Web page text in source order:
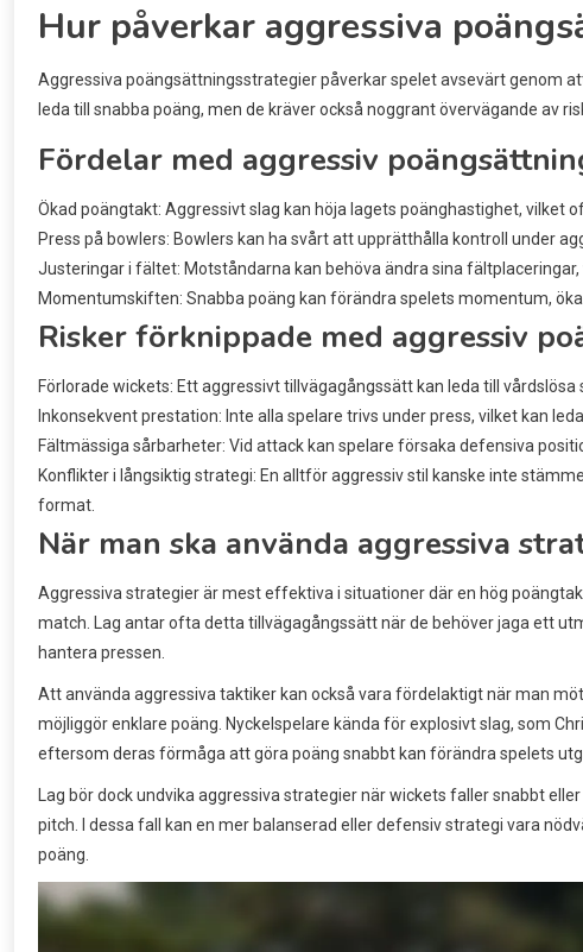
Hur påverkar aggressiva
Aggressiva poängsättningsstrategier påverkar spelet avsevärt genom
leda till snabba poäng, men de kräver också noggrant övervägande av
Fördelar med aggressiv
Ökad poängtakt: Aggressivt slag kan höja lagets poänghastighet, vilket
Press på bowlers: Bowlers kan ha svårt att upprätthålla kontroll under
Justeringar i fältet: Motståndarna kan behöva ändra sina
Momentumskiften: Snabba poäng kan förändra spelets momentum,
Risker förknippade med aggressiv
Förlorade wickets: Ett aggressivt tillvägagångssätt kan leda till
Inkonsekvent prestation: Inte alla spelare trivs under press, vilket kan
Fältmässiga sårbarheter: Vid attack kan spelare försaka defensiva
Konflikter i långsiktig strategi: En alltför aggressiv stil kanske inte
format.
När man ska använda aggressiva
Aggressiva strategier är mest effektiva i situationer där en hög
match. Lag antar ofta detta tillvägagångssätt när de behöver jaga ett
hantera pressen.
Att använda aggressiva taktiker kan också vara fördelaktigt när man
möjliggör enklare poäng. Nyckelspelare kända för explosivt slag, som
eftersom deras förmåga att göra poäng snabbt kan förändra spelets
Lag bör dock undvika aggressiva strategier när wickets faller snabbt
pitch. I dessa fall kan en mer balanserad eller defensiv strategi vara
poäng.